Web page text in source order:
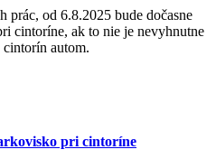
prác, od 6.8.2025 bude dočasne
cintoríne, ak to nie je nevyhnutne
cintorín autom.
pri cintoríne